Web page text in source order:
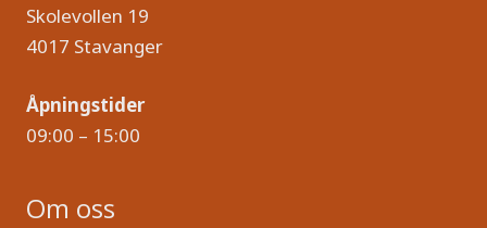
Skolevollen 19
4017 Stavanger
Åpningstider
09:00 – 15:00
Om oss